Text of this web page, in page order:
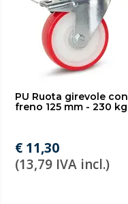
PU Ruota girevole con
freno 125 mm - 230 kg
€ 11,30
(13,79 IVA incl.)